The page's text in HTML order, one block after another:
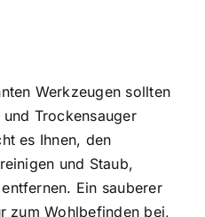
Werkzeugen sollten
Trockensauger
es Ihnen, den
und Staub,
Ein sauberer
zum Wohlbefinden bei,